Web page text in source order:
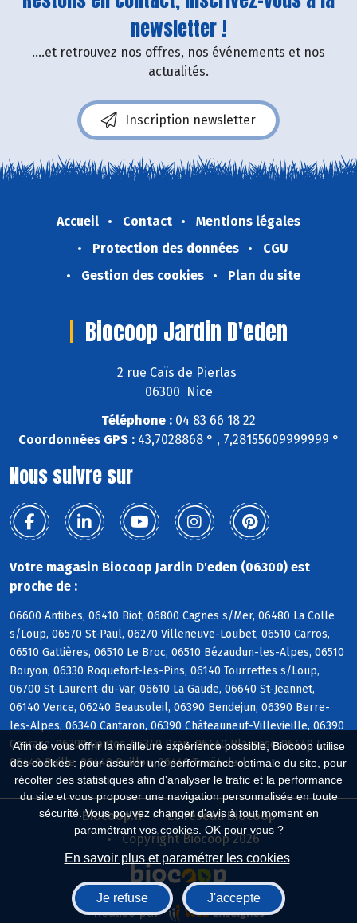
Afin de vous offrir la meilleure expérience possible, Biocoop utilise
des cookies : pour assurer une performance optimale du site, pour
récolter des statistiques afin d'analyser le trafic et la performance
du site et vous proposer une navigation personnalisée en toute
sécurité. Vous pouvez changer d'avis à tout moment en
paramétrant vos cookies. OK pour vous ?
En savoir plus et paramétrer les cookies
Je refuse J'accepte
newsletter !
....et retrouvez nos offres, nos événements et nos
actualités.
Inscription newsletter
Accueil Contact
Mentions légales
Protection des données
CGU
Gestion des cookies
Plan du site
Biocoop Jardin D'eden
2 rue Caïs de Pierlas
06300 Nice
Téléphone : 04 83 66 18 22
Coordonnées GPS :43,7028868 ° , 7,28155609999999 °
Nous suivre sur
Votre magasin Biocoop Jardin D'eden (06300) est
proche de :
06600 Antibes, 06410 Biot, 06800 Cagnes s/Mer, 06480 La Colle
s/Loup, 06570 St-Paul, 06270 Villeneuve-Loubet, 06510 Carros,
06510 Gattières, 06510 Le Broc, 06510 Bézaudun-les-Alpes, 06510
Bouyon, 06330 Roquefort-les-Pins, 06140 Tourrettes s/Loup,
06700 St-Laurent-du-Var, 06610 La Gaude, 06640 St-Jeannet,
06140 Vence, 06240 Beausoleil, 06390 Bendejun, 06390 Berre-
les-Alpes, 06340 Cantaron, 06390 Châteauneuf-Villevieille, 06390
Coaraze, 06390 Contes, 06340 Drap, 06440 Blausasc, 06440 L,
06440 Peille, 06440 Peillon, 06440 Touët-de-l
Biocoop.fr
Le réseau Biocoop
Copyright Biocoop 2026
Réalisé par